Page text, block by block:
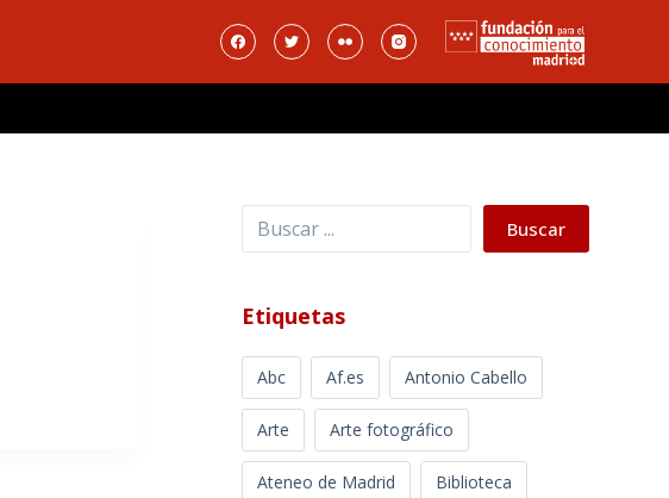
Buscar Buscar
Etiquetas
Abc Af.es Antonio Cabello
Arte Arte fotográfico
Ateneo de Madrid Biblioteca